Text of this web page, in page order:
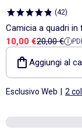
(42)
Camicia a quadri in
Prezzo di vendita
10,00 €Prezzo di
20,00 €
Aggiungi al
Esclusivo Web 2